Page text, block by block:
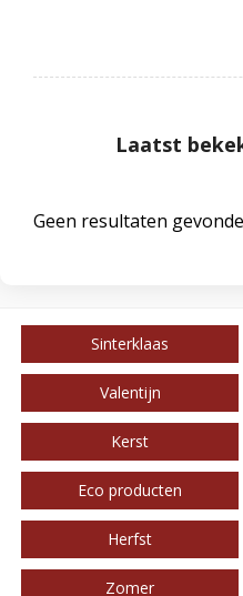
Laatst
Geen resultaten
Sinterklaas
Valentijn
Kerst
Eco producten
Herfst
Zomer